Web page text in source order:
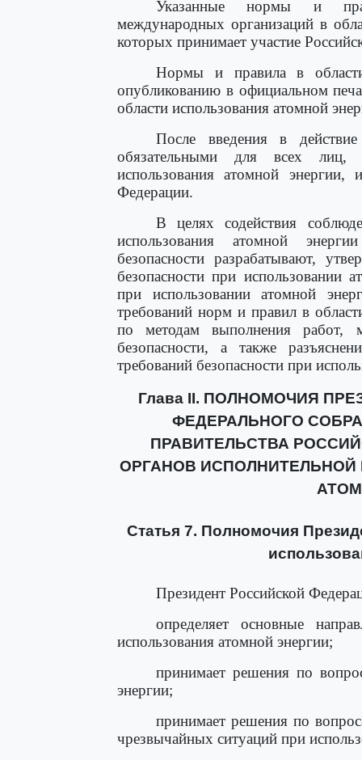
Указанные нормы и
международных организаций в
которых принимает участие
Нормы и правила в
опубликованию в официальном
области использования атомной
После введения в
обязательными для всех лиц,
использования атомной энергии,
Федерации.
В целях содействия
использования атомной
безопасности разрабатывают,
безопасности при использовании
при использовании атомной
требований норм и правил в
по методам выполнения работ,
безопасности, а также
требований безопасности при
Глава II. ПОЛНОМОЧИЯ
ФЕДЕРАЛЬНОГО
ПРАВИТЕЛЬСТВА
ОРГАНОВ
Статья 7. Полномочия
Президент Российской
определяет основные
использования атомной энергии;
принимает решения по
энергии;
принимает решения по
чрезвычайных ситуаций при